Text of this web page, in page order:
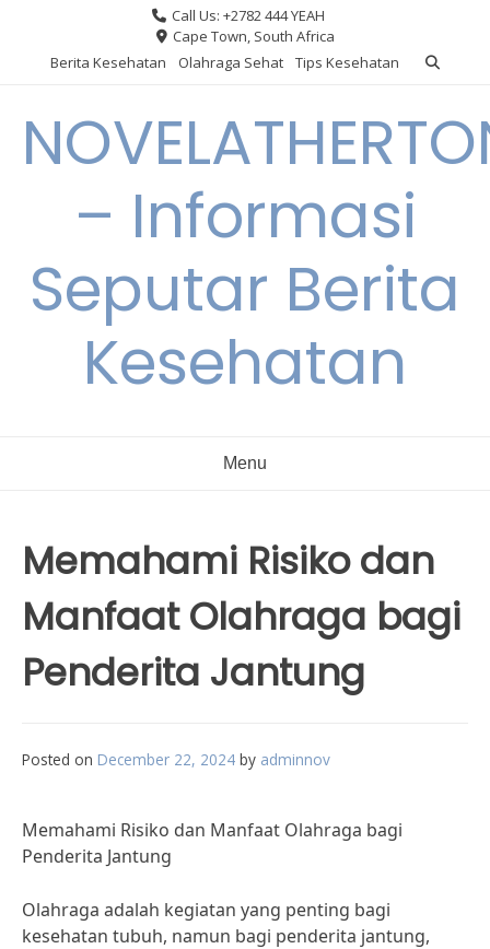
content
Call Us: +2782 444 YEAH
Cape Town, South Africa
Berita Kesehatan
Olahraga Sehat Tips Kesehatan
– Informasi
Seputar Berita
Kesehatan
Menu
Memahami Risiko dan
Manfaat Olahraga bagi
Penderita Jantung
Posted on December 22, 2024 by adminnov
Memahami Risiko dan Manfaat Olahraga bagi
Penderita Jantung
Olahraga adalah kegiatan yang penting bagi
kesehatan tubuh, namun bagi penderita jantung,